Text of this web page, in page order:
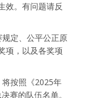
效。有问题请反
定、公平公正原
项，以及各奖项
按照《2025年
赛的队伍名单。